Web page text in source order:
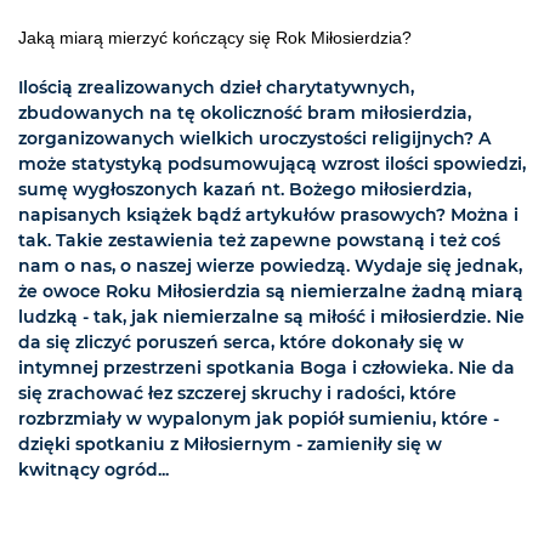
Jaką miarą mierzyć kończący się Rok Miłosierdzia?
Ilością zrealizowanych dzieł charytatywnych,
zbudowanych na tę okoliczność bram miłosierdzia,
zorganizowanych wielkich uroczystości religijnych? A
może statystyką podsumowującą wzrost ilości spowiedzi,
sumę wygłoszonych kazań nt. Bożego miłosierdzia,
napisanych książek bądź artykułów prasowych? Można i
tak. Takie zestawienia też zapewne powstaną i też coś
nam o nas, o naszej wierze powiedzą. Wydaje się jednak,
że owoce Roku Miłosierdzia są niemierzalne żadną miarą
ludzką - tak, jak niemierzalne są miłość i miłosierdzie. Nie
da się zliczyć poruszeń serca, które dokonały się w
intymnej przestrzeni spotkania Boga i człowieka. Nie da
się zrachować łez szczerej skruchy i radości, które
rozbrzmiały w wypalonym jak popiół sumieniu, które -
dzięki spotkaniu z Miłosiernym - zamieniły się w
kwitnący ogród...